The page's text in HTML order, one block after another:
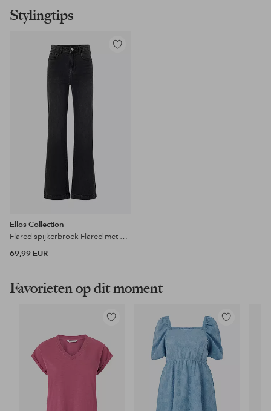
Stylingtips
Toevoegen
Ellos Collection
Flared spijkerbroek Flared met een hoge taille
69,99 EUR
Favorieten op dit moment
Toevoegen
favorieten
Toevoegen
aan
favorieten